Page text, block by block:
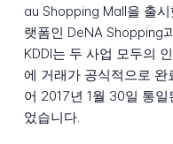
au Shopping Mall을 출
랫폼인 DeNA Shopping
KDDI는 두 사업 모두의
에 거래가 공식적으로 완
어 2017년 1월 30일 통
었습니다.